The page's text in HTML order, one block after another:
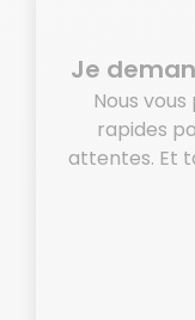
Je
Nous
rapides
attentes. Et